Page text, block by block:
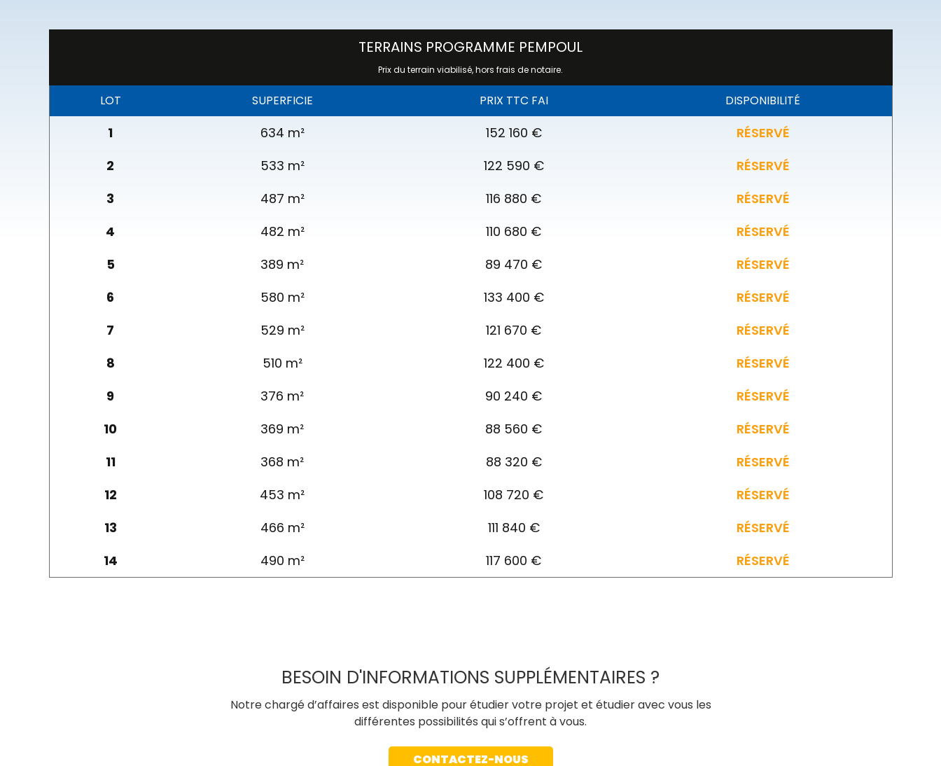
TERRAINS PROGRAMME PEMPOUL
Prix du terrain viabilisé, hors frais de notaire.
LOT SUPERFICIE PRIX TTC FAI DISPONIBILITÉ
1 634 m² 152 160 €
RÉSERVÉ
2
533 m² 122 590 €
RÉSERVÉ
3
487 m² 116 880 €
RÉSERVÉ
4
482 m² 110 680 €
RÉSERVÉ
5
389 m² 89 470 €
RÉSERVÉ
6
580 m² 133 400 €
RÉSERVÉ
7
529 m² 121 670 €
RÉSERVÉ
8
510 m² 122 400 €
RÉSERVÉ
9
376 m² 90 240 €
RÉSERVÉ
10
369 m² 88 560 €
RÉSERVÉ
11
368 m² 88 320 €
RÉSERVÉ
12
453 m² 108 720 €
RÉSERVÉ
13
466 m² 111 840 €
RÉSERVÉ
14
490 m² 117 600 € RÉSERVÉ
BESOIN D'INFORMATIONS SUPPLÉMENTAIRES ?
Notre chargé d’affaires est disponible pour étudier votre projet et étudier avec vous les
différentes possibilités qui s’offrent à vous.
CONTACTEZ-NOUS